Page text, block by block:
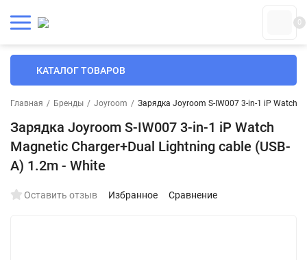
0
КАТАЛОГ ТОВАРОВ
Главная / Бренды / Joyroom / Зарядка Joyroom S-IW007 3-in-1 iP Watch
Зарядка Joyroom S-IW007 3-in-1 iP Watch
Magnetic Charger+Dual Lightning cable (USB-
A) 1.2m - White
Оставить отзыв Избранное Сравнение